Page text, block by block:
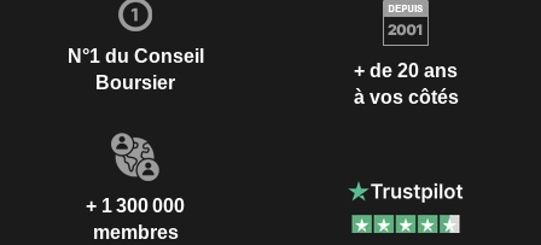
N°1 du Conseil
Boursier
+ de 20 ans
à vos côtés
+ 1 300 000
membres